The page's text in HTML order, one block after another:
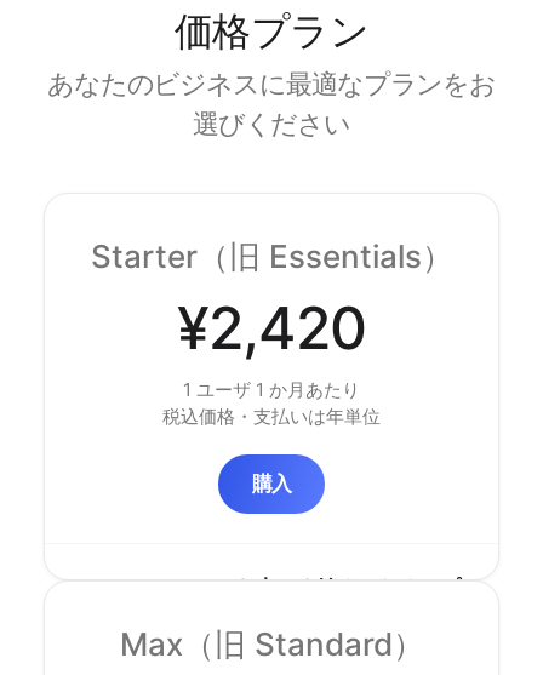
価格プラン
あなたのビジネスに最適なプランをお
選びください
Starter（旧 Essentials）
¥2,420
1 ユーザ 1 か月あたり
税込価格・支払いは年単位
購入
FileMaker Cloud を小さく始めるためのプ
FileMaker Cloud「Starter」は、5〜10 ユーザの
Max（旧 Standard）